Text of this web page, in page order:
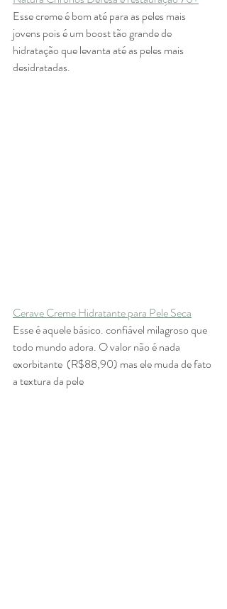
Esse creme é bom até para as peles mais
jovens pois é um boost tão grande de
hidratação que levanta até as peles mais
desidratadas.
Cerave Creme Hidratante para Pele Seca
Esse é aquele básico. confiável milagroso que
todo mundo adora. O valor não é nada
exorbitante  (R$88,90) mas ele muda de fato
a textura da pele